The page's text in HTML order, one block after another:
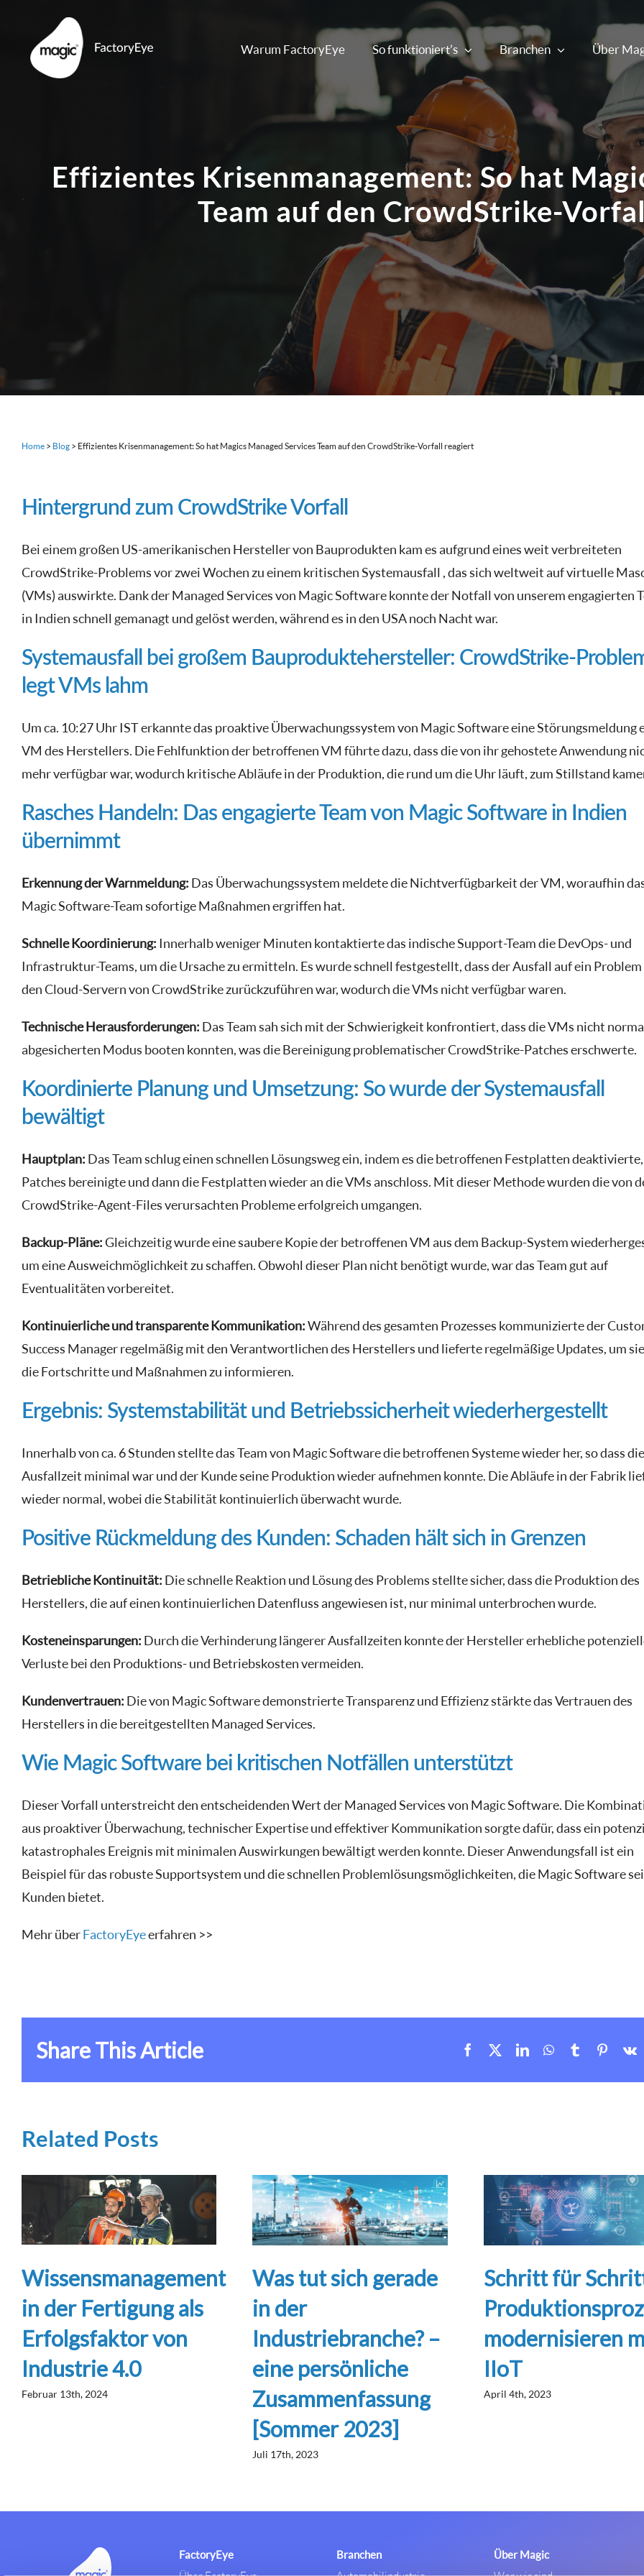
content
Warum FactoryEye So funktioniert’s Branchen Über
Effizientes Krisenmanagement: So hat
Team auf den CrowdStrike-
Home > Blog > Effizientes Krisenmanagement: So hat Magics Managed Services Team auf den CrowdStrike-Vorfall reagiert
Hintergrund zum CrowdStrike Vorfall
Bei einem großen US-amerikanischen Hersteller von Bauprodukten kam es aufgrund eines weit verbreiteten
CrowdStrike-Problems vor zwei Wochen zu einem kritischen Systemausfall , das sich weltweit auf virtuelle
(VMs) auswirkte. Dank der Managed Services von Magic Software konnte der Notfall von unserem engagierten
in Indien schnell gemanagt und gelöst werden, während es in den USA noch Nacht war.
Systemausfall bei großem Bauproduktehersteller: CrowdStrike-
legt VMs lahm
Um ca. 10:27 Uhr IST erkannte das proaktive Überwachungssystem von Magic Software eine Störungsmeldung
VM des Herstellers. Die Fehlfunktion der betroffenen VM führte dazu, dass die von ihr gehostete Anwendung
mehr verfügbar war, wodurch kritische Abläufe in der Produktion, die rund um die Uhr läuft, zum Stillstand
Rasches Handeln: Das engagierte Team von Magic Software in Indien
übernimmt
Erkennung der Warnmeldung: Das Überwachungssystem meldete die Nichtverfügbarkeit der VM, woraufhin
Magic Software-Team sofortige Maßnahmen ergriffen hat.
Schnelle Koordinierung: Innerhalb weniger Minuten kontaktierte das indische Support-Team die DevOps- und
Infrastruktur-Teams, um die Ursache zu ermitteln. Es wurde schnell festgestellt, dass der Ausfall auf ein
den Cloud-Servern von CrowdStrike zurückzuführen war, wodurch die VMs nicht verfügbar waren.
Technische Herausforderungen: Das Team sah sich mit der Schwierigkeit konfrontiert, dass die VMs nicht
abgesicherten Modus booten konnten, was die Bereinigung problematischer CrowdStrike-Patches erschwerte.
Koordinierte Planung und Umsetzung: So wurde der Systemausfall
bewältigt
Hauptplan: Das Team schlug einen schnellen Lösungsweg ein, indem es die betroffenen Festplatten
Patches bereinigte und dann die Festplatten wieder an die VMs anschloss. Mit dieser Methode wurden die von
CrowdStrike-Agent-Files verursachten Probleme erfolgreich umgangen.
Backup-Pläne:Gleichzeitig wurde eine saubere Kopie der betroffenen VM aus dem Backup-System
um eine Ausweichmöglichkeit zu schaffen. Obwohl dieser Plan nicht benötigt wurde, war das Team gut auf
Eventualitäten vorbereitet.
Kontinuierliche und transparente Kommunikation:Während des gesamten Prozesses kommunizierte der
Success Manager regelmäßig mit den Verantwortlichen des Herstellers und lieferte regelmäßige Updates, um
die Fortschritte und Maßnahmen zu informieren.
Ergebnis: Systemstabilität und Betriebssicherheit wiederhergestellt
Innerhalb von ca. 6 Stunden stellte das Team von Magic Software die betroffenen Systeme wieder her, so dass die
Ausfallzeit minimal war und der Kunde seine Produktion wieder aufnehmen konnte. Die Abläufe in der Fabrik
wieder normal, wobei die Stabilität kontinuierlich überwacht wurde.
Positive Rückmeldung des Kunden: Schaden hält sich in Grenzen
Betriebliche Kontinuität: Die schnelle Reaktion und Lösung des Problems stellte sicher, dass die Produktion des
Herstellers, die auf einen kontinuierlichen Datenfluss angewiesen ist, nur minimal unterbrochen wurde.
Kosteneinsparungen: Durch die Verhinderung längerer Ausfallzeiten konnte der Hersteller erhebliche
Verluste bei den Produktions- und Betriebskosten vermeiden.
Kundenvertrauen: Die von Magic Software demonstrierte Transparenz und Effizienz stärkte das Vertrauen des
Herstellers in die bereitgestellten Managed Services.
Wie Magic Software bei kritischen Notfällen unterstützt
Dieser Vorfall unterstreicht den entscheidenden Wert der Managed Services von Magic Software. Die
aus proaktiver Überwachung, technischer Expertise und effektiver Kommunikation sorgte dafür, dass ein
katastrophales Ereignis mit minimalen Auswirkungen bewältigt werden konnte. Dieser Anwendungsfall ist ein
Beispiel für das robuste Supportsystem und die schnellen Problemlösungsmöglichkeiten, die Magic Software
Kunden bietet.
Mehr überFactoryEyeerfahren >>
Share This Article Facebook
X LinkedInWhatsApp
Tumblr
Related Posts
Wissensmanagement
in der Fertigung als
Erfolgsfaktor von
Industrie 4.0
Februar 13th, 2024
Was tut sich gerade
in der
Industriebranche? –
eine persönliche
Zusammenfassung
[Sommer 2023]
Juli 17th, 2023
Schritt für
modernisieren
IIoT
April 4th, 2023
FactoryEye
Branchen
Über Magic